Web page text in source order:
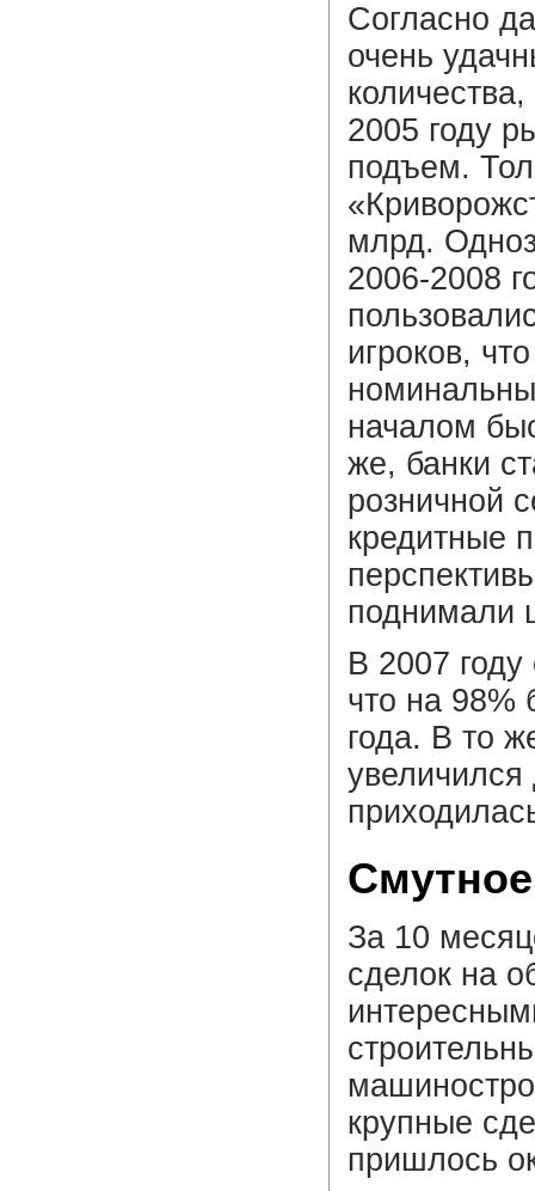
Согласно
очень
2005 году
подъем.
млрд.
2006-2008
игроков,
началом
же, банки
розничной
кредитные
поднимали
В 2007
что на 98%
года. В то
За 10
сделок на
крупные
пришлось